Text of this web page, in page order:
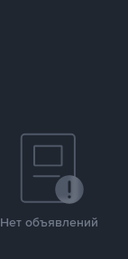
Нет объявлений